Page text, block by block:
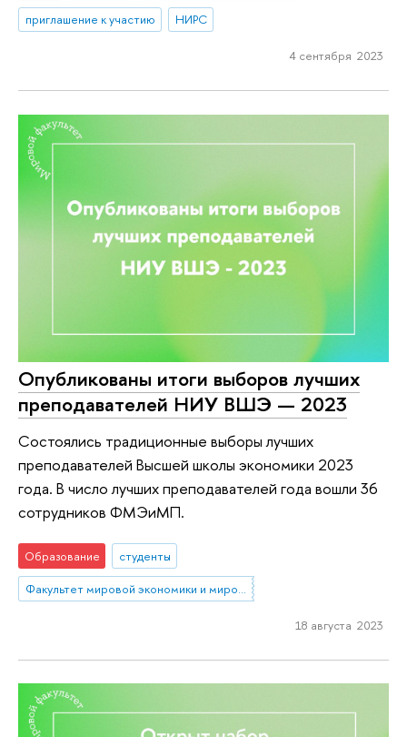
приглашение к участию
НИРС
4 сентября 2023
Опубликованы итоги выборов лучших
преподавателей НИУ ВШЭ — 2023
Состоялись традиционные выборы лучших
преподавателей Высшей школы экономики 2023
года. В число лучших преподавателей года вошли 36
сотрудников ФМЭиМП.
Образование
студенты
Факультет мировой экономики и мировой политики
18 августа 2023